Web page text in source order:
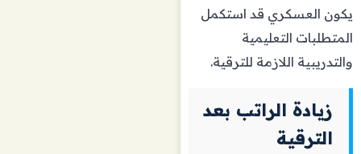
يكون العسكري قد استكمل
المتطلبات التعليمية
والتدريبية اللازمة للترقية.
زيادة الراتب بعد
الترقية